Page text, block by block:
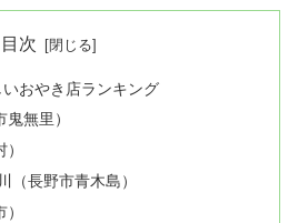
目次
おやき店ランキング
無里）
（長野市青木島）